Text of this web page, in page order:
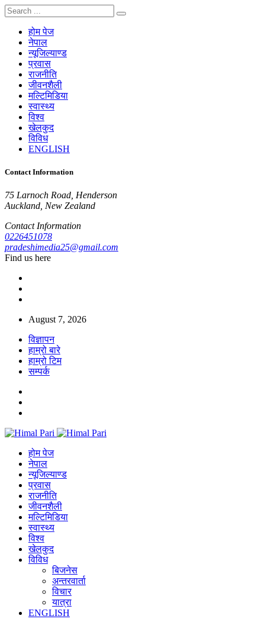
होम पेज
नेपाल
न्यूजिल्याण्ड
प्रवास
राजनीति
जीवनशैली
मल्टिमिडिया
स्वास्थ्य
विश्व
खेलकुद
विविध
ENGLISH
Contact Information
75 Larnoch Road, Henderson
Auckland, New Zealand
Contact Information
0226451078
pradeshimedia25@gmail.com
Find us here
August 7, 2026
विज्ञापन
हाम्रो बारे
हाम्रो टिम
सम्पर्क
होम पेज
नेपाल
न्यूजिल्याण्ड
प्रवास
राजनीति
जीवनशैली
मल्टिमिडिया
स्वास्थ्य
विश्व
खेलकुद
विविध
बिजनेस
अन्तरवार्ता
विचार
यात्रा
ENGLISH